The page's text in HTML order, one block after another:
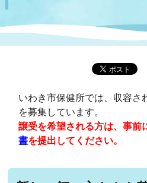
いわき市保健所では、収容さ
を募集しています。
譲受を希望される方は、事前
書を提出してください。